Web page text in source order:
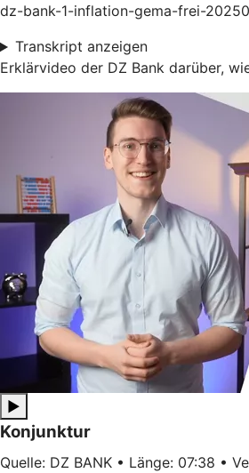
dz-bank-1-inflation-gema-frei-
Transkript anzeigen
Erklärvideo der DZ Bank darüber,
▶
Konjunktur
Quelle: DZ BANK • Länge: 07:38 •